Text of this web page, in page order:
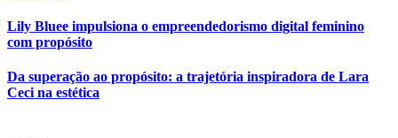
Lily Bluee impulsiona o empreendedorismo digital feminino
com propósito
Da superação ao propósito: a trajetória inspiradora de Lara
Ceci na estética